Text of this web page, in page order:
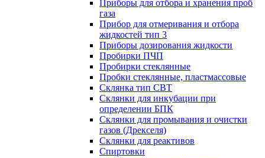
Приборы для отбора и хранения проб
газа
Прибор для отмеривания и отбора
жидкостей тип 3
Приборы дозирования жидкости
Пробирки ПЧП
Пробирки стеклянные
Пробки стеклянные, пластмассовые
Склянка тип СВТ
Склянки для инкубации при
определении БПК
Склянки для промывания и очистки
газов (Дрекселя)
Склянки для реактивов
Спиртовки